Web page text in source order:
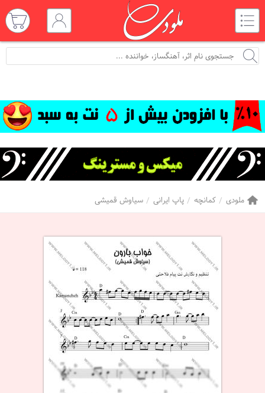
ملودی کمانچه پاپ ایرانی سیاوش قمیشی